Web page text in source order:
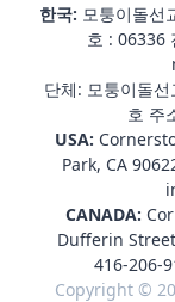
한국: 모퉁이돌선
호 : 06336
단체: 모퉁이돌
호 주
USA:
Park, CA
CANADA:
Dufferin
416-206-
Copyright ©